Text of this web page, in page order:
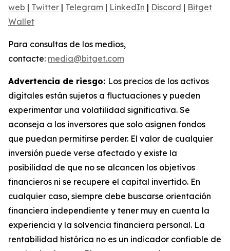
web | Twitter | Telegram | LinkedIn | Discord | Bitget
Wallet
Para consultas de los medios,
contacte: media@bitget.com
Advertencia de riesgo: Los precios de los activos
digitales están sujetos a fluctuaciones y pueden
experimentar una volatilidad significativa. Se
aconseja a los inversores que solo asignen fondos
que puedan permitirse perder. El valor de cualquier
inversión puede verse afectado y existe la
posibilidad de que no se alcancen los objetivos
financieros ni se recupere el capital invertido. En
cualquier caso, siempre debe buscarse orientación
financiera independiente y tener muy en cuenta la
experiencia y la solvencia financiera personal. La
rentabilidad histórica no es un indicador confiable de